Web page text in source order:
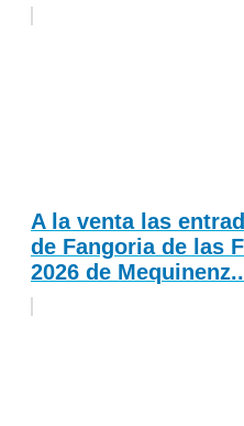
A la venta las
de Fangoria de las
2026 de